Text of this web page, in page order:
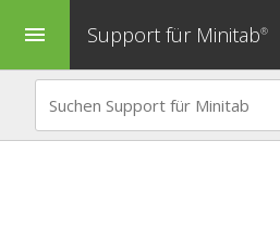
menu Support für Minitab®